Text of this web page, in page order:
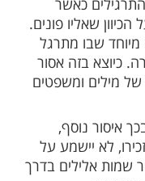
זרה, ועל
לא תלכו"
סממנים
עד שהפך
כדי שישראל
ייגררו אחר